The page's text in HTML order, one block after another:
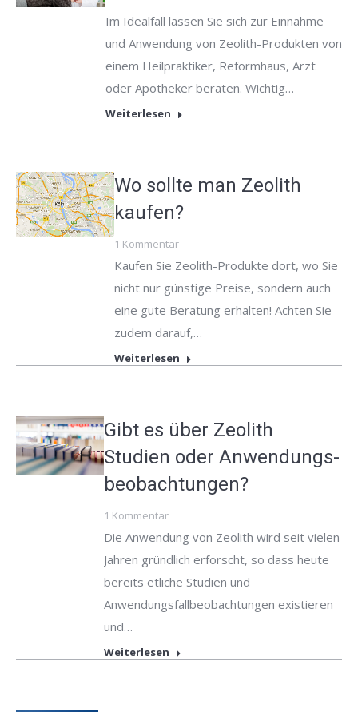
Im Idealfall lassen Sie sich zur Einnahme
und Anwendung von Zeolith-Produkten von
einem Heilpraktiker, Reformhaus, Arzt
oder Apotheker beraten. Wichtig…
Weiterlesen
Wo sollte man Zeolith
kaufen?
1 Kommentar
Kaufen Sie Zeolith-Produkte dort, wo Sie
nicht nur günstige Preise, sondern auch
eine gute Beratung erhalten! Achten Sie
zudem darauf,…
Weiterlesen
Gibt es über Zeolith
Studien oder Anwendungs-
beobachtungen?
1 Kommentar
Die Anwendung von Zeolith wird seit vielen
Jahren gründlich erforscht, so dass heute
bereits etliche Studien und
Anwendungsfallbeobachtungen existieren
und…
Weiterlesen